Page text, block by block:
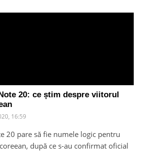
20: ce știm despre viitorul
16:59
20 pare să fie numele logic pentru
după ce s-au confirmat oficial